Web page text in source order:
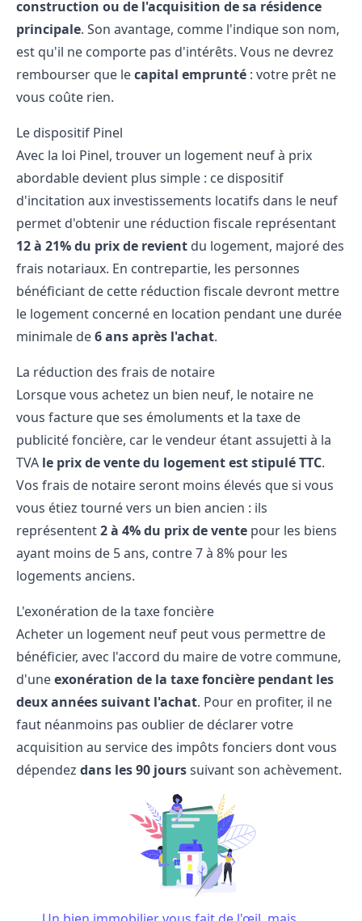
construction ou de l'acquisition de sa résidence
principale. Son avantage, comme l'indique son nom,
est qu'il ne comporte pas d'intérêts. Vous ne devrez
rembourser que lecapital emprunté : votre prêt ne
vous coûte rien.
Le dispositif Pinel
Avec la loi Pinel, trouver un logement neuf à prix
abordable devient plus simple : ce dispositif
d'incitation aux investissements locatifs dans le neuf
permet d'obtenir une réduction fiscale représentant
12 à 21% du prix de revient du logement, majoré des
frais notariaux. En contrepartie, les personnes
bénéficiant de cette réduction fiscale devront mettre
le logement concerné en location pendant une durée
minimale de6 ans après l'achat.
La réduction des frais de notaire
Lorsque vous achetez un bien neuf, le notaire ne
vous facture que ses émoluments et la taxe de
publicité foncière, car le vendeur étant assujetti à la
TVA le prix de vente du logement est stipulé TTC.
Vos frais de notaire seront moins élevés que si vous
vous étiez tourné vers un bien ancien : ils
représentent2 à 4% du prix de vente pour les biens
ayant moins de 5 ans, contre 7 à 8% pour les
logements anciens.
L'exonération de la taxe foncière
Acheter un logement neuf peut vous permettre de
bénéficier, avec l'accord du maire de votre commune,
d'uneexonération de la taxe foncière pendant les
deux années suivant l'achat. Pour en profiter, il ne
faut néanmoins pas oublier de déclarer votre
acquisition au service des impôts fonciers dont vous
dépendez dans les 90 jourssuivant son achèvement.